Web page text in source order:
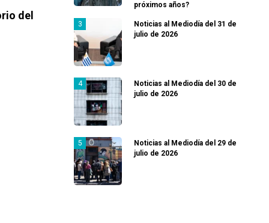
del
próximos años?
Noticias al Mediodía del 31 de
julio de 2026
Noticias al Mediodía del 30 de
julio de 2026
Noticias al Mediodía del 29 de
julio de 2026